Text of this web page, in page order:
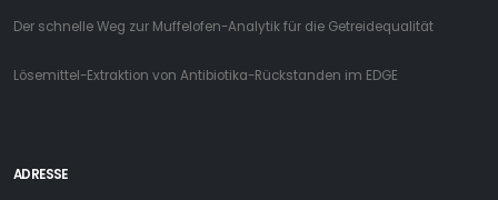
Der schnelle Weg zur Muffelofen-Analytik für die Getreidequalität
Lösemittel-Extraktion von Antibiotika-Rückstanden im EDGE
ADRESSE